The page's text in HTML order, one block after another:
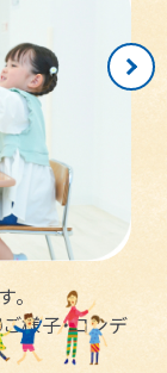
。
様子・コンデ